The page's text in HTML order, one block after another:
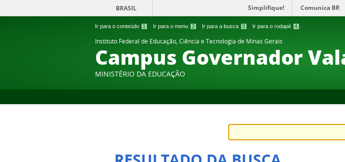
Ir para o conteúdo 1 Ir para o menu 2 Ir para a busca 3 Ir para o rodapé 4
BRASIL Simplifique! Comunica BR
Instituto Federal de Educação, Ciência e Tecnologia de Minas Gerais
Campus Governador
MINISTÉRIO DA EDUCAÇÃO